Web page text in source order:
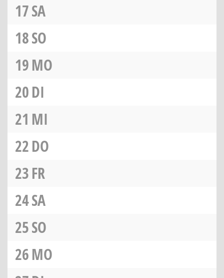
17SA
18SO
19MO
20DI
21 MI
22DO
23FR
24SA
25SO
26MO